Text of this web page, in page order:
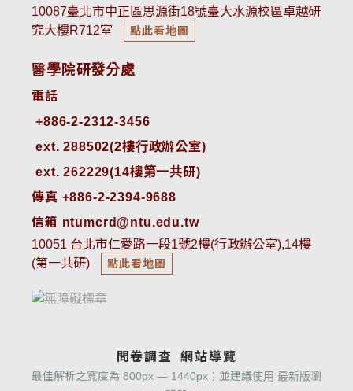
10087臺北市中正區思源街18號臺大水源校區卓越研
究大樓R712室
點此看地圖
醫學院研發分處
電話
ext. 288502(2樓行政辦公室)
ext. 262229(14樓第一共研)
傳真 +886-2-2394-9688
信箱 ntumcrd@ntu.edu.tw
10051 台北市仁愛路一段1號2樓(行政辦公室),14樓
(第一共研)
點此看地圖
問卷調查 網站導覽
最佳解析之寬度為 800px — 1440px；並建議使用 最新版瀏